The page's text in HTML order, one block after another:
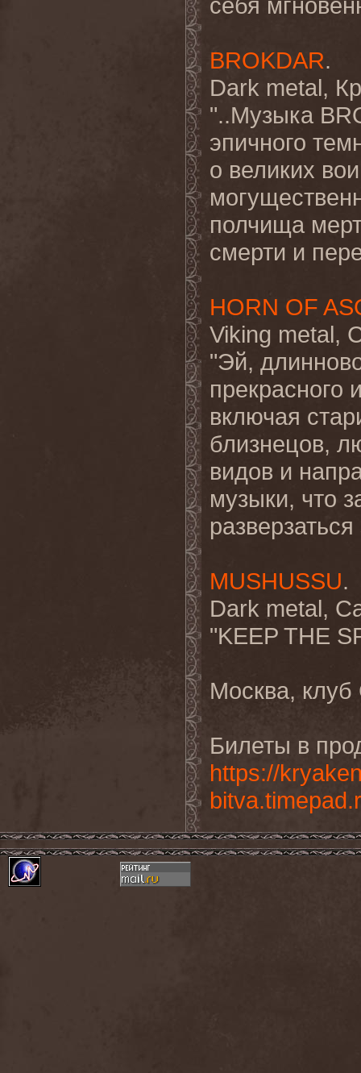
BROKDAR.
Dark metal,
"..Музыка
эпичного
о великих
полчища
смерти и
HORN OF
Viking metal,
"Эй,
прекрасного
включая
близнецов,
видов и
музыки, что
MUSHUSSU.
Dark metal,
"KEEP THE
Москва, клуб
Билеты в
https://